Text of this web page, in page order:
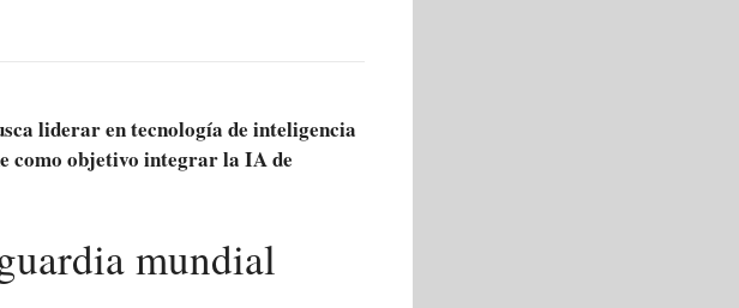
liderar en tecnología de inteligencia
como objetivo integrar la IA de
mundial